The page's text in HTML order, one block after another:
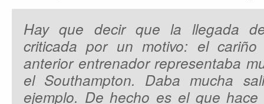
Hay que decir que la llegada
criticada por un motivo: el
anterior entrenador representaba
el Southampton. Daba mucha
ejemplo. De hecho es el que